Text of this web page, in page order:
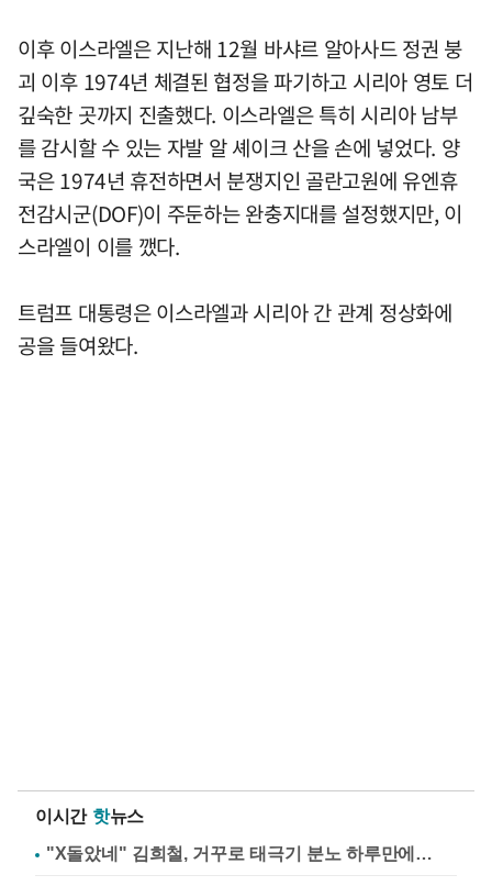
이후 이스라엘은 지난해 12월 바샤르 알아사드 정권 붕
괴 이후 1974년 체결된 협정을 파기하고 시리아 영토 더
깊숙한 곳까지 진출했다. 이스라엘은 특히 시리아 남부
를 감시할 수 있는 자발 알 셰이크 산을 손에 넣었다. 양
국은 1974년 휴전하면서 분쟁지인 골란고원에 유엔휴
전감시군(DOF)이 주둔하는 완충지대를 설정했지만, 이
스라엘이 이를 깼다.
트럼프 대통령은 이스라엘과 시리아 간 관계 정상화에
공을 들여왔다.
이시간 핫뉴스
"X돌았네" 김희철, 거꾸로 태극기 분노 하루만에…